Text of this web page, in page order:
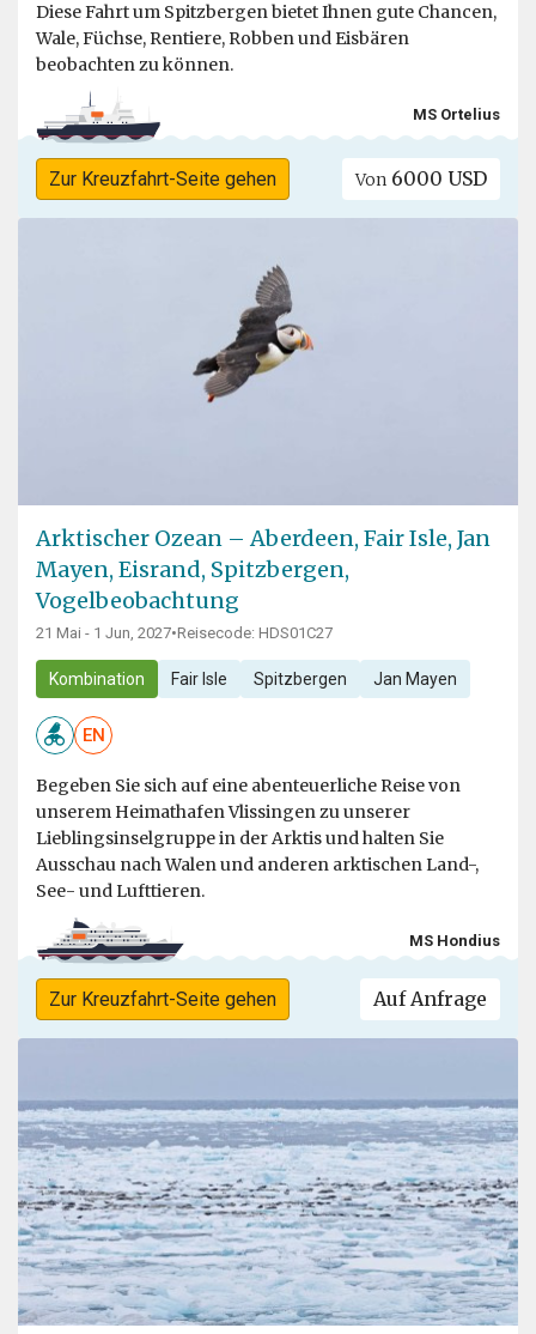
Diese Fahrt um Spitzbergen bietet Ihnen gute Chancen,
Wale, Füchse, Rentiere, Robben und Eisbären
beobachten zu können.
MS Ortelius
Zur Kreuzfahrt-Seite gehen Von 6000 USD
Arktischer Ozean – Aberdeen, Fair Isle, Jan
Mayen, Eisrand, Spitzbergen,
Vogelbeobachtung
21 Mai - 1 Jun, 2027•Reisecode: HDS01C27
Kombination Fair Isle Spitzbergen Jan Mayen
EN
Begeben Sie sich auf eine abenteuerliche Reise von
unserem Heimathafen Vlissingen zu unserer
Lieblingsinselgruppe in der Arktis und halten Sie
Ausschau nach Walen und anderen arktischen Land-,
See- und Lufttieren.
MS Hondius
Zur Kreuzfahrt-Seite gehen Auf Anfrage